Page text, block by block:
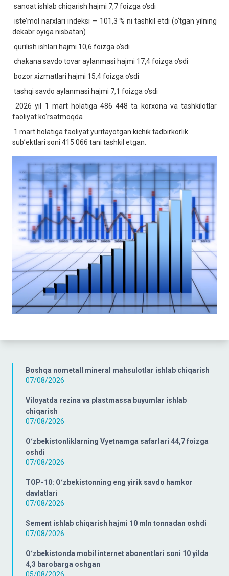
Boshqa nometall mineral mahsulotlar ishlab chiqarish
07/08/2026
Viloyatda rezina va plastmassa buyumlar ishlab
chiqarish
07/08/2026
Oʻzbekistonliklarning Vyetnamga safarlari 44,7 foizga
oshdi
07/08/2026
TOP-10: Oʻzbekistonning eng yirik savdo hamkor
davlatlari
07/08/2026
Sement ishlab chiqarish hajmi 10 mln tonnadan oshdi
07/08/2026
Oʻzbekistonda mobil internet abonentlari soni 10 yilda
4,3 barobarga oshgan
sanoat ishlab chiqarish hajmi 7,7 foizga o‘sdi
iste’mol narxlari indeksi — 101,3 % ni tashkil etdi (o‘tgan yilning
dekabr oyiga nisbatan)
qurilish ishlari hajmi 10,6 foizga o‘sdi
chakana savdo tovar aylanmasi hajmi 17,4 foizga o‘sdi
bozor xizmatlari hajmi 15,4 foizga o‘sdi
tashqi savdo aylanmasi hajmi 7,1 foizga o‘sdi
2026 yil 1 mart holatiga 486 448 ta korxona va tashkilotlar
faoliyat ko‘rsatmoqda
1 mart holatiga faoliyat yuritayotgan kichik tadbirkorlik
sub’ektlari soni 415 066 tani tashkil etgan.